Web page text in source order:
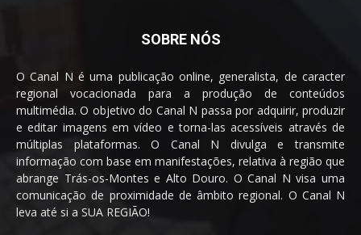
SOBRE NÓS
O Canal N é uma publicação online, generalista, de caracter
regional vocacionada para a produção de conteúdos
multimédia. O objetivo do Canal N passa por adquirir, produzir
e editar imagens em vídeo e torna-las acessíveis através de
múltiplas plataformas. O Canal N divulga e transmite
informação com base em manifestações, relativa à região que
abrange Trás-os-Montes e Alto Douro. O Canal N visa uma
comunicação de proximidade de âmbito regional. O Canal N
leva até si a SUA REGIÃO!